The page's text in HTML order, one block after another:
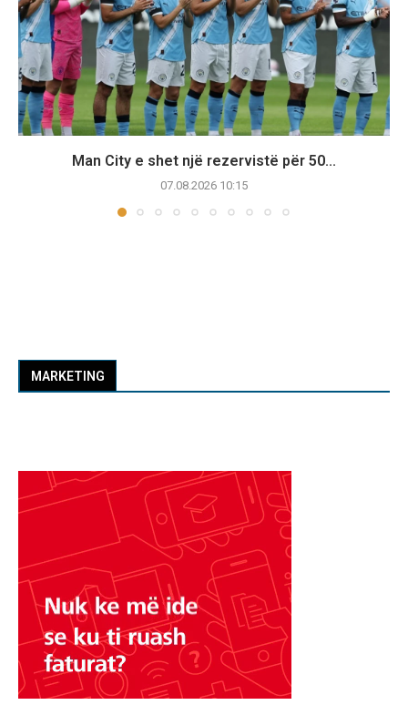
Man City e shet një rezervistë për 50...
07.08.2026 10:15
MARKETING